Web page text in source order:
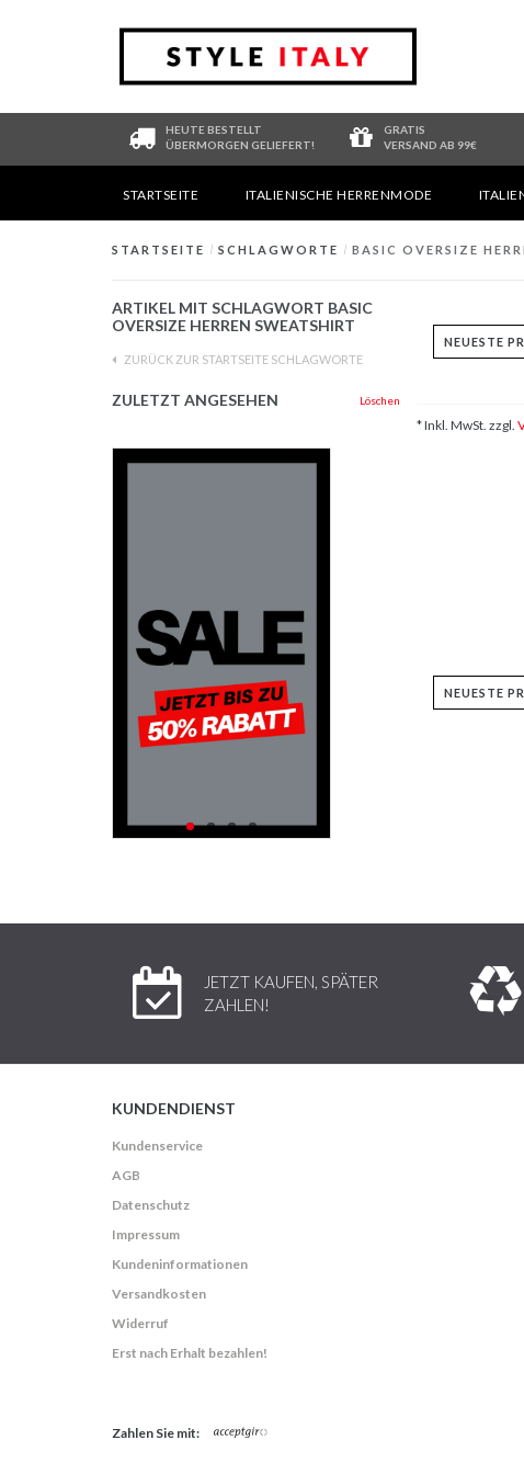
HEUTE BESTELLT
ÜBERMORGEN GELIEFERT!
GRATIS
VERSAND AB 99€
STARTSEITE ITALIENISCHE HERRENMODE
STARTSEITE / SCHLAGWORTE / BASIC OVERSIZE
ARTIKEL MIT SCHLAGWORT BASIC
OVERSIZE HERREN SWEATSHIRT
ZURÜCK ZUR STARTSEITE SCHLAGWORTE
ZULETZT ANGESEHEN Löschen
* Inkl. MwSt. zzgl.
JETZT KAUFEN, SPÄTER
ZAHLEN!
KUNDENDIENST
Kundenservice
AGB
Datenschutz
Impressum
Kundeninformationen
Versandkosten
Widerruf
Erst nach Erhalt bezahlen!
Zahlen Sie mit: